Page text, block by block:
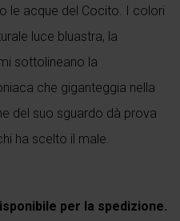
le acque del Cocito. I colori
luce bluastra, la
sottolineano la
che giganteggia nella
del suo sguardo dà prova
ha scelto il male.
per la spedizione.